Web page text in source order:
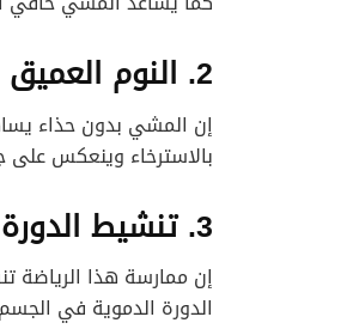
2. النوم العميق بدون أرق
إن المشي بدون حذاء
بالاسترخاء وينعكس
3. تنشيط الدورة الدموية وتخفيض ضغط الدم
إن ممارسة هذا الرياضة
الدورة الدموية في